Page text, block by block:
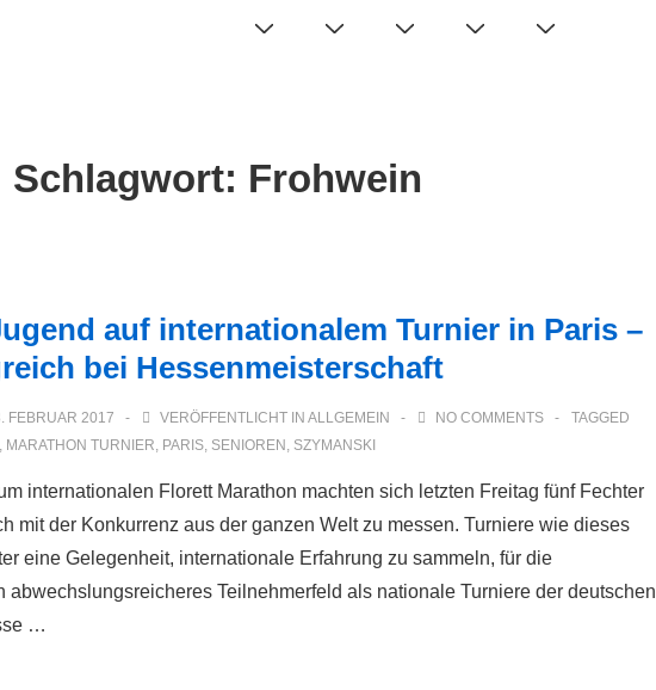
Schlagwort: Frohwein
auf internationalem Turnier in Paris –
bei Hessenmeisterschaft
FEBRUAR 2017 VERÖFFENTLICHT IN ALLGEMEIN NO COMMENTS
TAGGED
, MARATHON TURNIER, PARIS, SENIOREN , SZYMANSKI
internationalen Florett Marathon machten sich letzten Freitag fünf Fechter
mit der Konkurrenz aus der ganzen Welt zu messen. Turniere wie dieses
eine Gelegenheit, internationale Erfahrung zu sammeln, für die
abwechslungsreicheres Teilnehmerfeld als nationale Turniere der deutschen
…